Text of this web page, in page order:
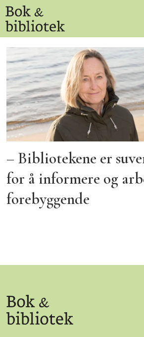
Tag:
utstilling
– Bibliotekene er
for å informere og
forebyggende